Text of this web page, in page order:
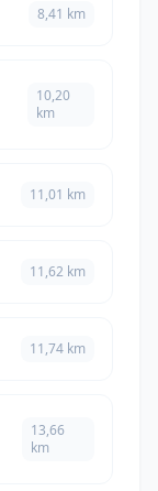
8,41 km
10,20
km
11,01 km
11,62 km
11,74 km
13,66
km